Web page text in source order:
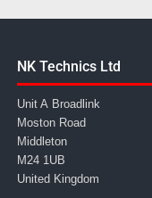
NK Technics Ltd
Unit A Broadlink
Moston Road
Middleton
M24 1UB
United Kingdom